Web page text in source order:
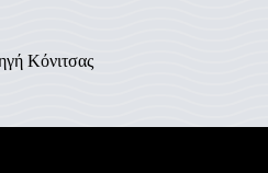
Κόνιτσας